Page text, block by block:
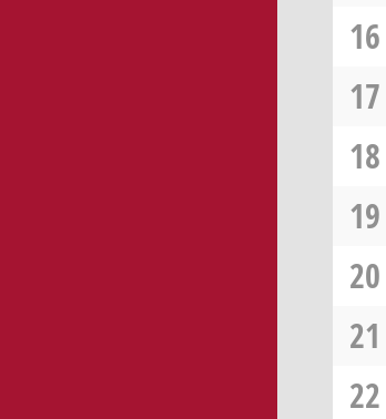
16
17
18
19
20
21
22